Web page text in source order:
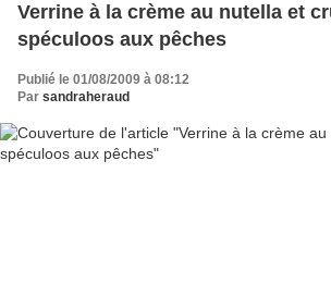
Verrine à la crème au nutella et
spéculoos aux pêches
Publié le 01/08/2009 à 08:12
Par sandraheraud